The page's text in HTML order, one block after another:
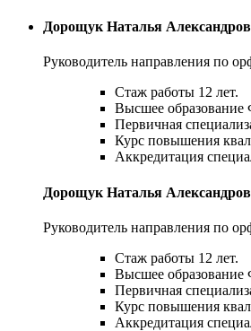
Дорощук Наталья
Руководитель направления по
Стаж работы 12 лет.
Высшее
Первичная
Курс повышения
Аккредитация
Дорощук Наталья
Руководитель направления по
Стаж работы 12 лет.
Высшее
Первичная
Курс повышения
Аккредитация